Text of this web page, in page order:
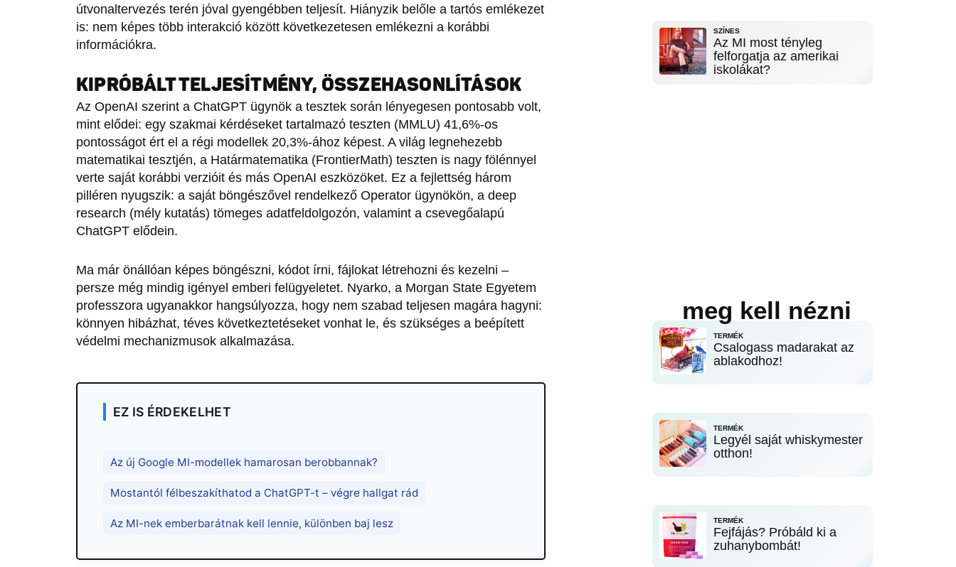
útvonaltervezés terén jóval gyengébben teljesít. Hiányzik belőle a tartós emlékezet
is: nem képes több interakció között következetesen emlékezni a korábbi
információkra.
KIPRÓBÁLT TELJESÍTMÉNY, ÖSSZEHASONLÍTÁSOK
Az OpenAI szerint a ChatGPT ügynök a tesztek során lényegesen pontosabb volt,
mint elődei: egy szakmai kérdéseket tartalmazó teszten (MMLU) 41,6%-os
pontosságot ért el a régi modellek 20,3%-ához képest. A világ legnehezebb
matematikai tesztjén, a Határmatematika (FrontierMath) teszten is nagy fölénnyel
verte saját korábbi verzióit és más OpenAI eszközöket. Ez a fejlettség három
pilléren nyugszik: a saját böngészővel rendelkező Operator ügynökön, a deep
research (mély kutatás) tömeges adatfeldolgozón, valamint a csevegőalapú
ChatGPT elődein.
Ma már önállóan képes böngészni, kódot írni, fájlokat létrehozni és kezelni –
persze még mindig igényel emberi felügyeletet. Nyarko, a Morgan State Egyetem
professzora ugyanakkor hangsúlyozza, hogy nem szabad teljesen magára hagyni:
könnyen hibázhat, téves következtetéseket vonhat le, és szükséges a beépített
védelmi mechanizmusok alkalmazása.
EZ IS ÉRDEKELHET
Az új Google MI-modellek hamarosan berobbannak?
Mostantól félbeszakíthatod a ChatGPT-t – végre hallgat rád
Az MI-nek emberbarátnak kell lennie, különben baj lesz
SZÍNES
Az MI most tényleg
felforgatja az amerikai
iskolákat?
meg kell nézni
TERMÉK
Csalogass madarakat az
ablakodhoz!
TERMÉK
Legyél saját whiskymester
otthon!
TERMÉK
Fejfájás? Próbáld ki a
zuhanybombát!